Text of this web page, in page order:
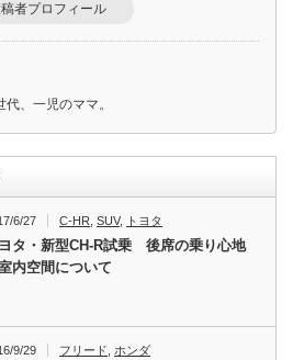
者プロフィール
、一児のママ。
6/27 C-HR,SUV, トヨタ
ヨタ・新型CH-R試乗 後席の乗り心地
内空間について
9/29 フリード ホンダ